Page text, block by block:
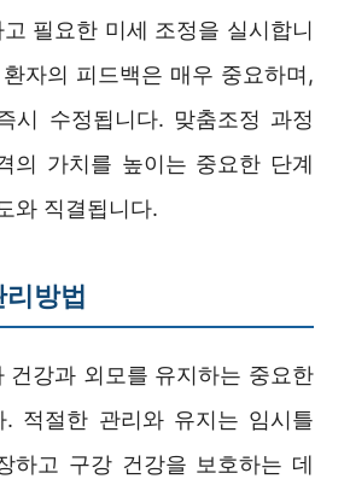
필요한 미세 조정을 실시합니
자의 피드백은 매우 중요하며,
시 수정됩니다. 맞춤조정 과정
의 가치를 높이는 중요한 단계
와 직결됩니다.
방법
건강과 외모를 유지하는 중요한
. 적절한 관리와 유지는 임시틀
하고 구강 건강을 보호하는 데